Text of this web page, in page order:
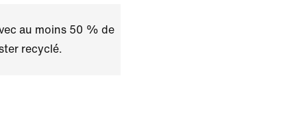
au moins 50 % de
recyclé.